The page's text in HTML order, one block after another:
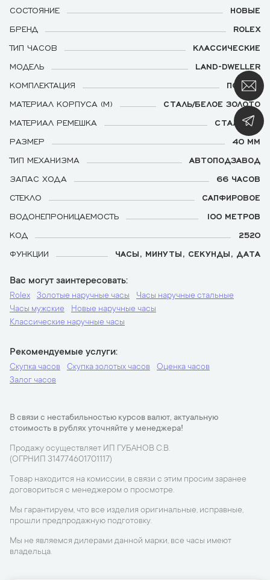
СОСТОЯНИЕ
НОВЫЕ
БРЕНД
ROLEX
ТИП ЧАСОВ
КЛАССИЧЕСКИЕ
МОДЕЛЬ
LAND-DWELLER
КОМПЛЕКТАЦИЯ
ПОЛНАЯ
МАТЕРИАЛ КОРПУСА (М)
СТАЛЬ/БЕЛОЕ ЗОЛОТО
МАТЕРИАЛ РЕМЕШКА
СТАЛЬНОЙ
РАЗМЕР
40 ММ
ТИП МЕХАНИЗМА
АВТОПОДЗАВОД
ЗАПАС ХОДА
66 ЧАСОВ
СТЕКЛО
САПФИРОВОЕ
ВОДОНЕПРОНИЦАЕМОСТЬ
100 МЕТРОВ
КОД
2520
ФУНКЦИИ
ЧАСЫ, МИНУТЫ, СЕКУНДЫ, ДАТА
Вас могут заинтересовать
Rolex Золотые наручные часы
Часы наручные стальные
Часы мужские
Новые наручные часы
Классические наручные часы
Рекомендуемые услуги
Скупка часов Скупка золотых часов
Оценка часов
Залог часов
В связи с нестабильностью курсов валют, актуальную
стоимость в рублях уточняйте у менеджера!
Продажу осуществляет ИП ГУБАНОВ С.В.
(ОГРНИП 314774601701117)
Товар находится на комиссии, в связи с этим просим заранее
договориться с менеджером о просмотре.
Мы гарантируем, что все изделия оригинальные, исправные,
прошли предпродажную подготовку.
Мы не являемся дилерами данной марки, все часы имеют
владельца.